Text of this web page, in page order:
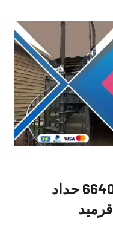
حداد الرقعي هندي 66405051 حداد